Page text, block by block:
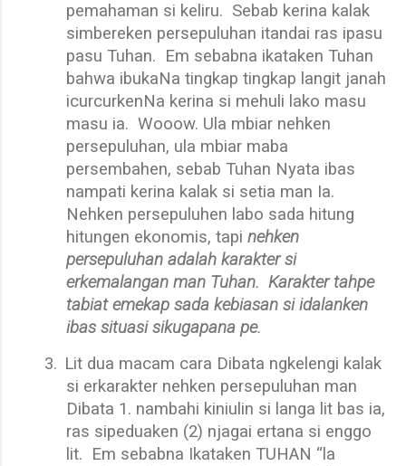
pemahaman si keliru. Sebab kerina kalak
simbereken persepuluhan itandai ras ipasu
pasu Tuhan. Em sebabna ikataken Tuhan
bahwa ibukaNa tingkap tingkap langit janah
icurcurkenNa kerina si mehuli lako masu
masu ia. Wooow. Ula mbiar nehken
persepuluhan, ula mbiar maba
persembahen, sebab Tuhan Nyata ibas
nampati kerina kalak si setia man Ia.
Nehken persepuluhen labo sada hitung
hitungen ekonomis, tapi nehken
persepuluhan adalah karakter si
erkemalangan man Tuhan. Karakter tahpe
tabiat emekap sada kebiasan si idalanken
ibas situasi sikugapana pe.
3. Lit dua macam cara Dibata ngkelengi kalak
si erkarakter nehken persepuluhan man
Dibata 1. nambahi kiniulin si langa lit bas ia,
ras sipeduaken (2) njagai ertana si enggo
lit. Em sebabna Ikataken TUHAN “la